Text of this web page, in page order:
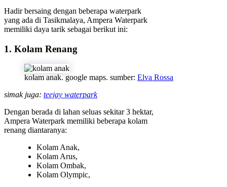
Hadir bersaing dengan beberapa waterpark
yang ada di Tasikmalaya, Ampera Waterpark
memiliki daya tarik sebagai berikut ini:
1. Kolam Renang
kolam anak. google maps. sumber: Elva Rossa
simak juga: teejay waterpark
Dengan berada di lahan seluas sekitar 3 hektar,
Ampera Waterpark memiliki beberapa kolam
renang diantaranya:
Kolam Anak,
Kolam Arus,
Kolam Ombak,
Kolam Olympic,